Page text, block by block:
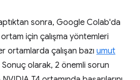
sonra, Google Colab'da
ortam için çalışma yöntemleri
ortamlarda çalışan bazı umut
Sonuç olarak, 2 önemli sorun